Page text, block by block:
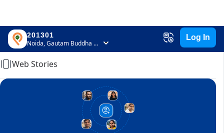
201301
Noida, Gautam Buddha Nagar, Uttar Pradesh
Log In
Home
Web Stories